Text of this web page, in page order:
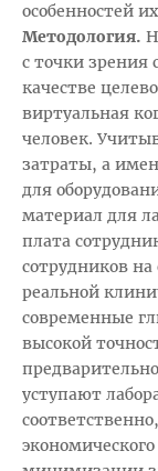
особенностей
Методология.
с точки зрения
качестве
виртуальная
человек.
затраты, а
для
материал для
плата
сотрудников
реальной
современные
высокой
уступают